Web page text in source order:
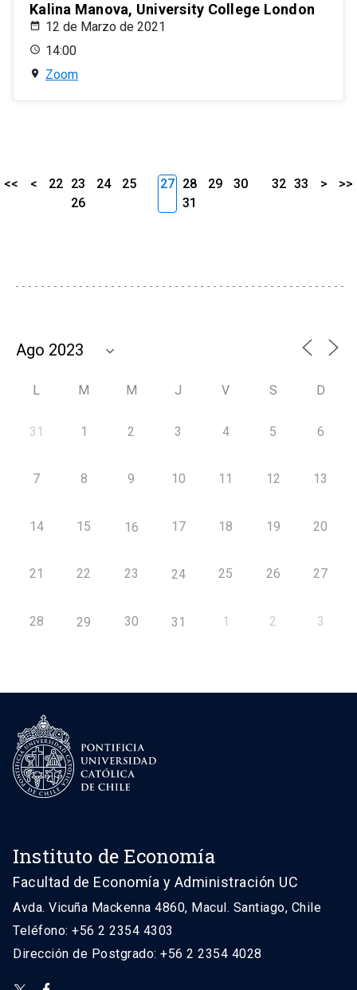
Kalina Manova, University College London
12 de Marzo de 2021
14:00
Zoom
<< < 22 23 24
25
26
27 28 29
30
31
32 33 > >>
L M M J V S D
31 1 2 3 4 5 6
7 8 9 10 11 12 13
14 15 16 17 18 19 20
21 22 23 24 25 26 27
28 29 30 31 1 2 3
Instituto de Economía
Facultad de Economía y Administración UC
Avda. Vicuña Mackenna 4860, Macul. Santiago, Chile
Teléfono: +56 2 2354 4303
Dirección de Postgrado: +56 2 2354 4028